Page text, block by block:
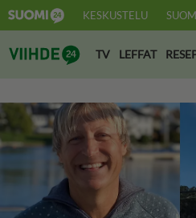
KESKUSTELU
Suomi24 Viihde
TV LEFFAT